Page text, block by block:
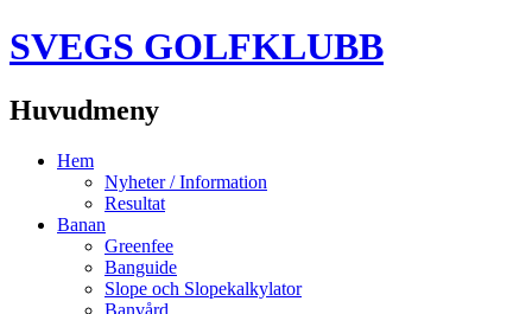
SVEGS GOLFKLUBB
Huvudmeny
HoppaHem
Nyheter / Information
Resultat
Banan
Greenfee
Banguide
Slope och Slopekalkylator
Banvård